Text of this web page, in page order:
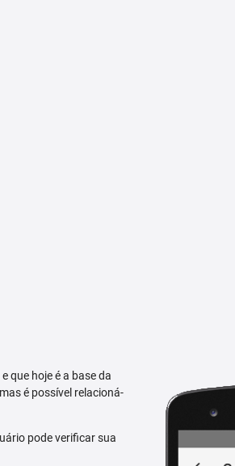
que hoje é a base da
é possível relacioná-
pode verificar sua